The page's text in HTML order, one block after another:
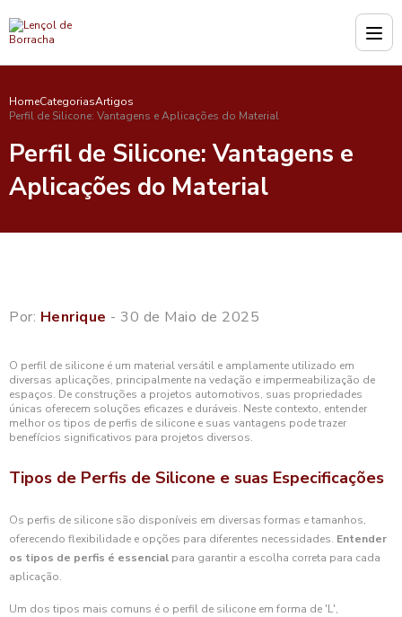
HomeCategoriasArtigos
Perfil de Silicone: Vantagens e Aplicações do Material
Perfil de Silicone: Vantagens e
Aplicações do Material
Por: Henrique - 30 de Maio de 2025
O perfil de silicone é um material versátil e amplamente utilizado em
diversas aplicações, principalmente na vedação e impermeabilização de
espaços. De construções a projetos automotivos, suas propriedades
únicas oferecem soluções eficazes e duráveis. Neste contexto, entender
melhor os tipos de perfis de silicone e suas vantagens pode trazer
benefícios significativos para projetos diversos.
Tipos de Perfis de Silicone e suas Especificações
Os perfis de silicone são disponíveis em diversas formas e tamanhos,
oferecendo flexibilidade e opções para diferentes necessidades. Entender
os tipos de perfis é essencial para garantir a escolha correta para cada
aplicação.
Um dos tipos mais comuns é o perfil de silicone em forma de 'L',